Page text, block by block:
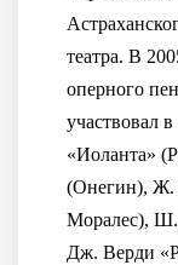
театра. В
оперного
участвовал
«Иоланта»
(Онегин), Ж.
Моралес), Ш.
Дж. Верди